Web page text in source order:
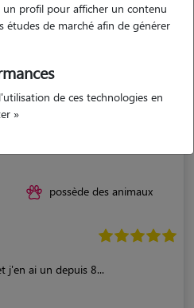
possède des animaux
j'en ai un depuis 8...
un profil pour afficher un contenu
études de marché afin de générer
de ces technologies en
»